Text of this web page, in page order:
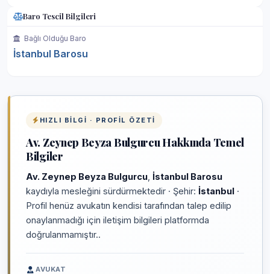
Baro Tescil Bilgileri
Bağlı Olduğu Baro
İstanbul Barosu
HIZLI BILGI · PROFIL ÖZETI
Av. Zeynep Beyza Bulgurcu Hakkında Temel
Bilgiler
Av. Zeynep Beyza Bulgurcu İstanbul Barosu
kaydıyla mesleğini sürdürmektedir · Şehir: İstanbul ·
Profil henüz avukatın kendisi tarafından talep edilip
onaylanmadığı için iletişim bilgileri platformda
doğrulanmamıştır..
AVUKAT